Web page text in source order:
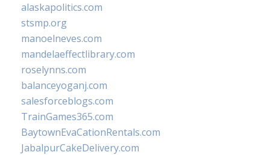
alaskapolitics.com
stsmp.org
manoelneves.com
mandelaeffectlibrary.com
roselynns.com
balanceyoganj.com
salesforceblogs.com
TrainGames365.com
BaytownEvaCationRentals.com
JabalpurCakeDelivery.com